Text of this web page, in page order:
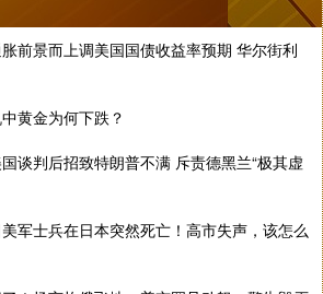
前景而上调美国国债收益率预期 华尔街利
黄金为何下跌？
谈判后招致特朗普不满 斥责德黑兰“极其虚
军士兵在日本突然死亡！高市失声，该怎么